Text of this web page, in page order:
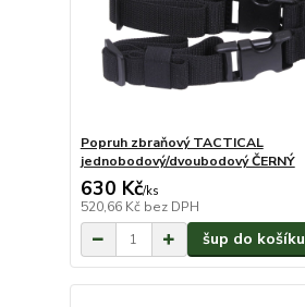
Popruh zbraňový TACTICAL
jednobodový/dvoubodový ČERNÝ
630 Kč/ks
520,66 Kč bez DPH
šup do košíku